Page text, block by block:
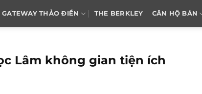
GATEWAY THẢO ĐIỀN THE BERKLEY CĂN HỘ BÁN
Lâm không gian tiện ích